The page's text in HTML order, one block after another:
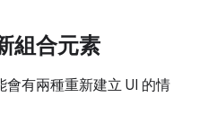
組合元素
有兩種重新建立 UI 的情